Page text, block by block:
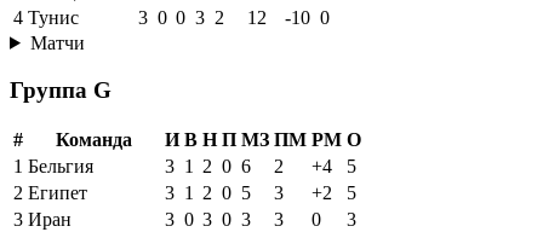
4 Тунис 3 0 0 3 2 12 -10 0
Матчи
Группа G
# Команда И В Н П МЗ ПМ РМ О
1 Бельгия 3 1 2 0 6 2 +4
5
2 Египет 3 1 2 0 5 3 +2
5
3 Иран 3 0 3 0 3 3 0
3